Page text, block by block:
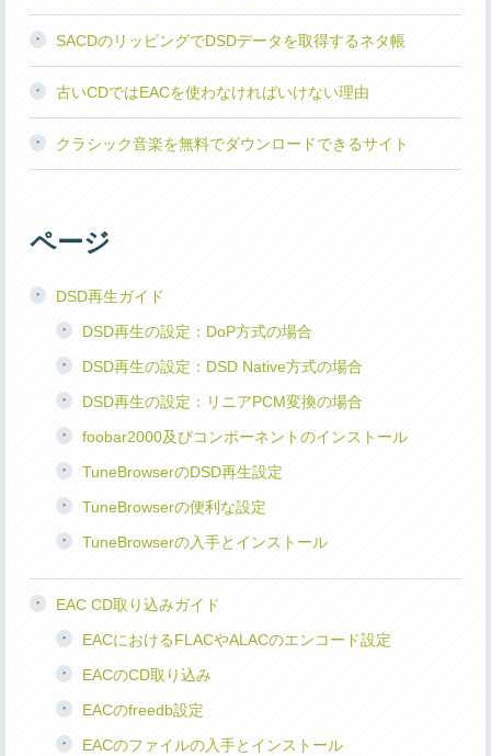
SACDのリッピングでDSDデータを取得するネタ帳
古いCDではEACを使わなければいけない理由
クラシック音楽を無料でダウンロードできるサイト
ページ
DSD再生ガイド
DSD再生の設定：DoP方式の場合
DSD再生の設定：DSD Native方式の場合
DSD再生の設定：リニアPCM変換の場合
foobar2000及びコンポーネントのインストール
TuneBrowserのDSD再生設定
TuneBrowserの便利な設定
TuneBrowserの入手とインストール
EAC CD取り込みガイド
EACにおけるFLACやALACのエンコード設定
EACのCD取り込み
EACのfreedb設定
EACのファイルの入手とインストール